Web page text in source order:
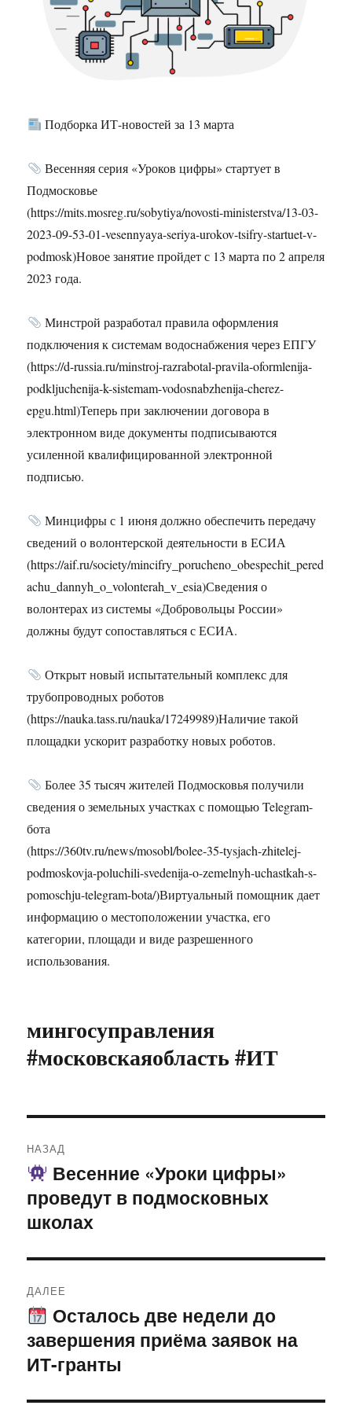
Подборка ИТ-новостей за 13 марта
Весенняя серия «Уроков цифры» стартует в
Подмосковье
(https://mits.mosreg.ru/sobytiya/novosti-ministerstva/13-03-
2023-09-53-01-vesennyaya-seriya-urokov-tsifry-startuet-v-
podmosk)Новое занятие пройдет с 13 марта по 2 апреля
2023 года.
Минстрой разработал правила оформления
подключения к системам водоснабжения через ЕПГУ
(https://d-russia.ru/minstroj-razrabotal-pravila-oformlenija-
podkljuchenija-k-sistemam-vodosnabzhenija-cherez-
epgu.html)Теперь при заключении договора в
электронном виде документы подписываются
усиленной квалифицированной электронной
подписью.
Минцифры с 1 июня должно обеспечить передачу
сведений о волонтерской деятельности в ЕСИА
(https://aif.ru/society/mincifry_porucheno_obespechit_pered
achu_dannyh_o_volonterah_v_esia)Сведения о
волонтерах из системы «Добровольцы России»
должны будут сопоставляться с ЕСИА.
Открыт новый испытательный комплекс для
трубопроводных роботов
(https://nauka.tass.ru/nauka/17249989)Наличие такой
площадки ускорит разработку новых роботов.
Более 35 тысяч жителей Подмосковья получили
сведения о земельных участках с помощью Telegram-
бота
(https://360tv.ru/news/mosobl/bolee-35-tysjach-zhitelej-
podmoskovja-poluchili-svedenija-o-zemelnyh-uchastkah-s-
pomoschju-telegram-bota/)Виртуальный помощник дает
информацию о местоположении участка, его
категории, площади и виде разрешенного
использования.
мингосуправления
#московскаяобласть #ИТ
по
записям
НАЗАД
Предыдущая
запись:
Весенние «Уроки цифры»
проведут в подмосковных
школах
ДАЛЕЕ
Следующая
запись:
Осталось две недели до
завершения приёма заявок на
ИТ-гранты